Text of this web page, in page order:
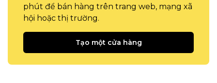
phút để bán hàng trên trang web, mạng xã
hội hoặc thị trường.
Tạo một cửa hàng